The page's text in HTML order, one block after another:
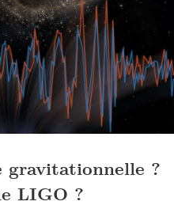
gravitationnelle ?
LIGO ?